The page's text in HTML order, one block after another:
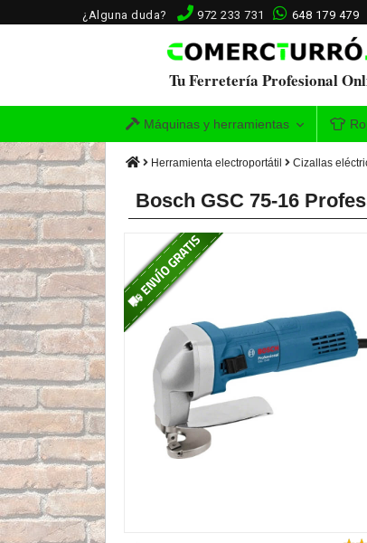
¿Alguna duda? 972 233 731 648 179 479
Tu Ferretería Profesional
Máquinas y herramientas
Herramienta electroportátil Cizallas
Bosch GSC 75-16